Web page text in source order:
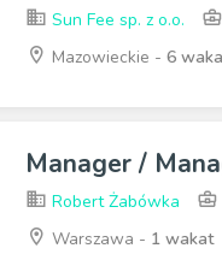
Sun Fee sp. z o.o.
Mazowieckie - 6
Manager /
Robert Żabówka
Warszawa - 1 wakat